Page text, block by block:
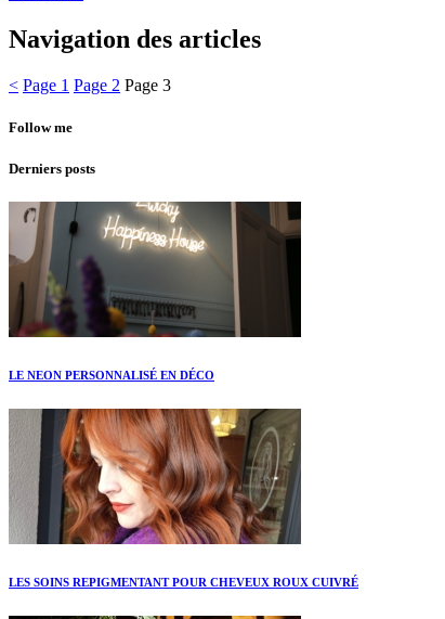
Navigation des articles
< Page 1 Page 2 Page 3
Follow me
Derniers posts
LE NEON PERSONNALISÉ EN DÉCO
LES SOINS REPIGMENTANT POUR CHEVEUX ROUX CUIVRÉ